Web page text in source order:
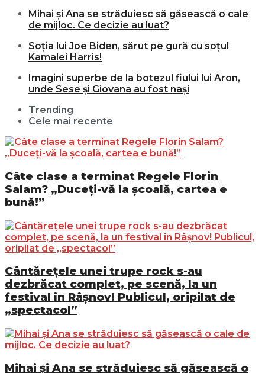
Mihai și Ana se străduiesc să găsească o cale
de mijloc. Ce decizie au luat?
Soția lui Joe Biden, sărut pe gură cu soțul
Kamalei Harris!
Imagini superbe de la botezul fiului lui Aron,
unde Sese și Giovana au fost nași
Trending
Cele mai recente
Câte clase a terminat Regele Florin
Salam? „Duceți-vă la școală, cartea e
bună!”
Cântărețele unei trupe rock s-au
dezbrăcat complet, pe scenă, la un
festival în Râșnov! Publicul, oripilat de
„spectacol”
Mihai și Ana se străduiesc să găsească o